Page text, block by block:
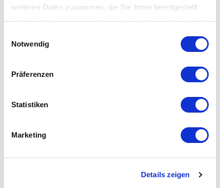
weiteren Daten zusammen, die Sie ihnen bereitgestellt
Notwendig
Präferenzen
Statistiken
Marketing
Details zeigen